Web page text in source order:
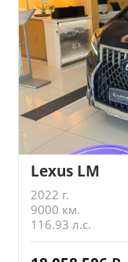
Lexus LM
2022 г.
9000 км.
116.93 л.с.